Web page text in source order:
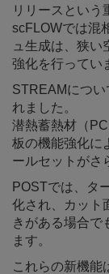
リリースという
scFLOWでは混
ュ生成は、狭
強化を行ってい
STREAMにつ
れました。
潜熱蓄熱材（
板の機能強化に
ールセットがさ
POSTでは、タ
化され、カット
きがある場合で
ます。
これらの新機能